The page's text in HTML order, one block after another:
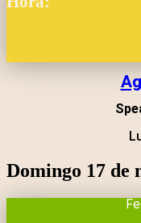
Domingo 17 de